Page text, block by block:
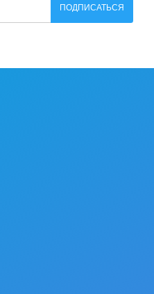
ПОДПИСАТЬСЯ